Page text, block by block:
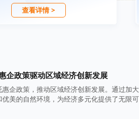
查看详情 >
企政策驱动区域经济创新发展
企政策，推动区域经济创新发展。通过加
美的自然环境，为经济多元化提供了无限